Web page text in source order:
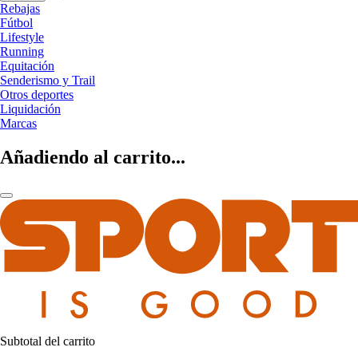
Rebajas
Fútbol
Lifestyle
Running
Equitación
Senderismo y Trail
Otros deportes
Liquidación
Marcas
Añadiendo al carrito...
Subtotal del carrito